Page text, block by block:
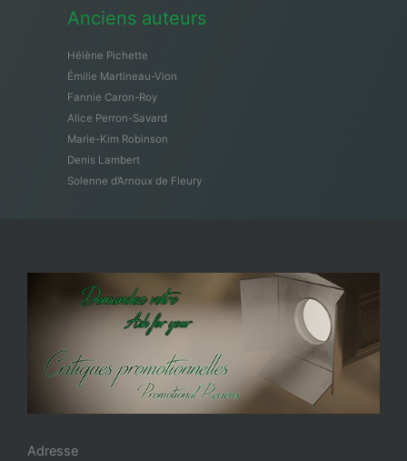
Anciens auteurs
Hélène Pichette
Émilie Martineau-Vion
Fannie Caron-Roy
Alice Perron-Savard
Marie-Kim Robinson
Denis Lambert
Solenne d’Arnoux de Fleury
Adresse